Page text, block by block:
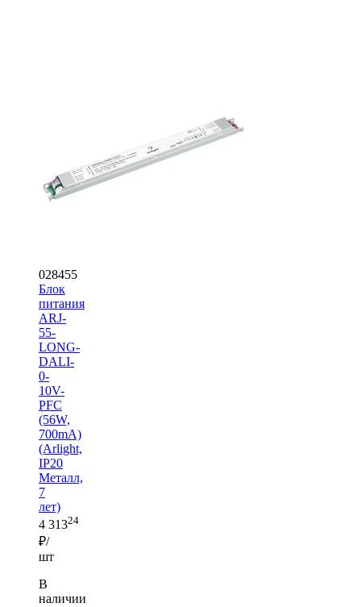
028455
Блок
питания
ARJ-
55-
LONG-
DALI-
0-
10V-
PFC
(56W,
700mA)
(Arlight,
IP20
Металл,
7
лет)
4 31324
₽/
шт
В
наличии